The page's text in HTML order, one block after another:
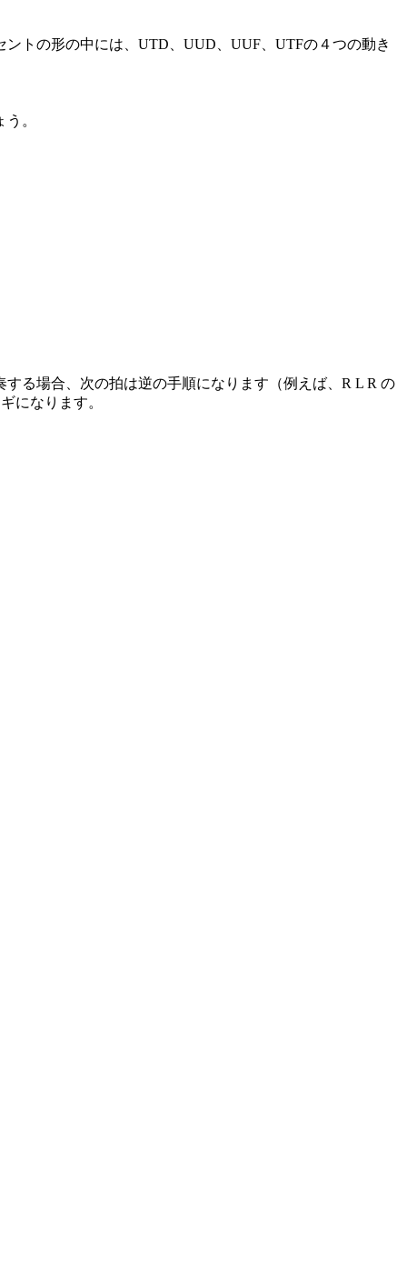
トの形の中には、UTD、UUD、UUF、UTFの４つの動き
。
る場合、次の拍は逆の手順になります（例えば、R L R の
になります。